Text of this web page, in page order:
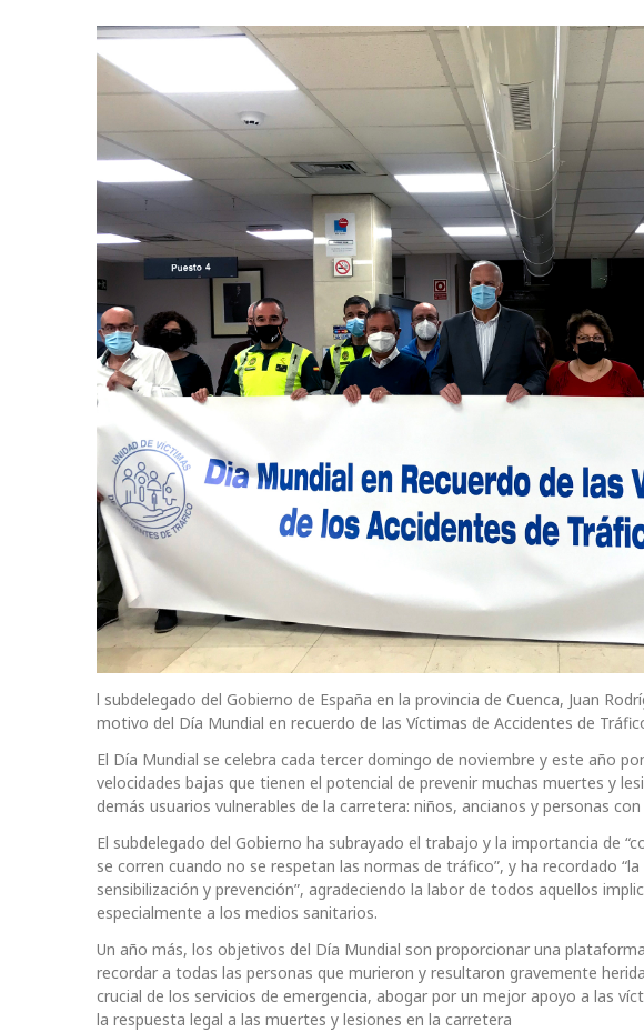
l subdelegado del Gobierno de España en la provincia de Cuenca, Juan
motivo del Día Mundial en recuerdo de las Víctimas de Accidentes de
El Día Mundial se celebra cada tercer domingo de noviembre y este año
velocidades bajas que tienen el potencial de prevenir muchas muertes y
demás usuarios vulnerables de la carretera: niños, ancianos y personas con
El subdelegado del Gobierno ha subrayado el trabajo y la importancia de
se corren cuando no se respetan las normas de tráfico”, y ha recordado
sensibilización y prevención”, agradeciendo la labor de todos aquellos
especialmente a los medios sanitarios.
Un año más, los objetivos del Día Mundial son proporcionar una
recordar a todas las personas que murieron y resultaron gravemente
crucial de los servicios de emergencia, abogar por un mejor apoyo a las
la respuesta legal a las muertes y lesiones en la carretera